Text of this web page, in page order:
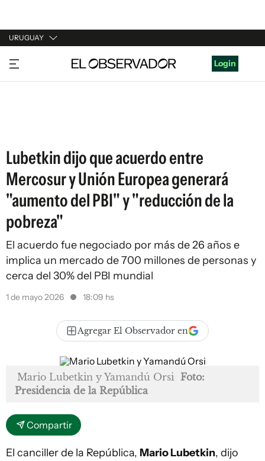
URUGUAY
URUGUAY
ARGENTINA
Login
Lubetkin dijo que acuerdo entre
Mercosur y Unión Europea generará
"aumento del PBI" y "reducción de la
pobreza"
El acuerdo fue negociado por más de 26 años e
implica un mercado de 700 millones de personas y
cerca del 30% del PBI mundial
1 de mayo 2026 18:09 hs
Agregar El Observador en
Mario Lubetkin y Yamandú Orsi Foto:
Presidencia de la República
Compartir
El canciller de la República, Mario Lubetkin, dijo